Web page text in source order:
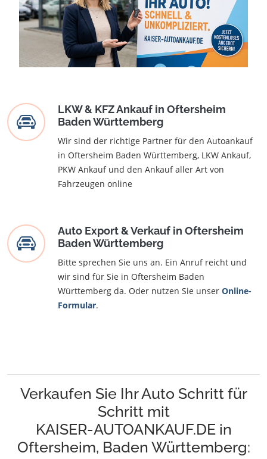
LKW & KFZ Ankauf in Oftersheim
Baden Württemberg
Wir sind der richtige Partner für den Autoankauf
in Oftersheim Baden Württemberg, LKW Ankauf,
PKW Ankauf und den Ankauf aller Art von
Fahrzeugen online
Auto Export & Verkauf in Oftersheim
Baden Württemberg
Bitte sprechen Sie uns an. Ein Anruf reicht und
wir sind für Sie in Oftersheim Baden
Württemberg da. Oder nutzen Sie unser Online-
Formular.
Verkaufen Sie Ihr Auto Schritt für
Schritt mit
KAISER-AUTOANKAUF.DE in
Oftersheim, Baden Württemberg: